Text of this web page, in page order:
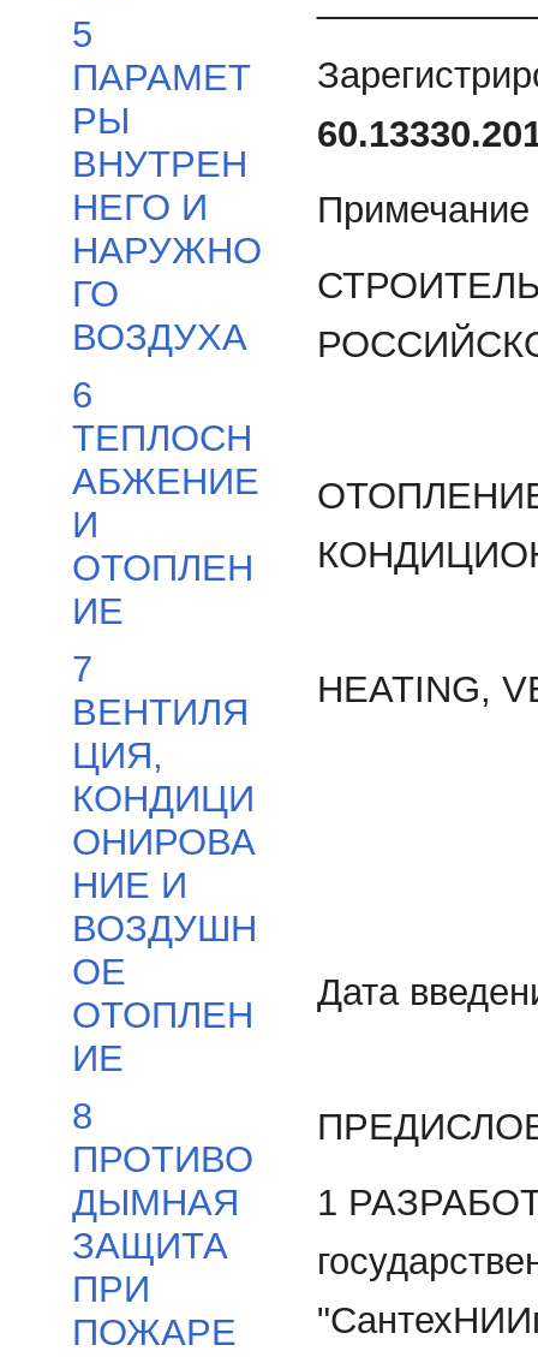
5
ПАРАМЕТ
РЫ
ВНУТРЕН
НЕГО И
НАРУЖНО
ГО
ВОЗДУХА
6
ТЕПЛОСН
АБЖЕНИЕ
И
ОТОПЛЕН
ИЕ
7
ВЕНТИЛЯ
ЦИЯ,
КОНДИЦИ
ОНИРОВА
НИЕ И
ВОЗДУШН
ОЕ
ОТОПЛЕН
ИЕ
8
ПРОТИВО
ДЫМНАЯ
ЗАЩИТА
ПРИ
ПОЖАРЕ
Примечание
HEATING,
Дата
1